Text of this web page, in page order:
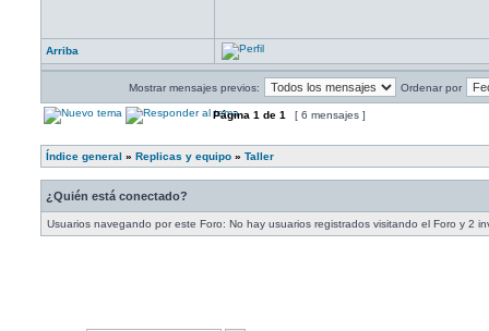
Arriba
Mostrar mensajes previos: Ordenar por
Página 1 de 1 [ 6 mensajes ]
Índice general » Replicas y equipo » Taller
¿Quién está conectado?
Usuarios navegando por este Foro: No hay usuarios registrados visitando el Foro y 2